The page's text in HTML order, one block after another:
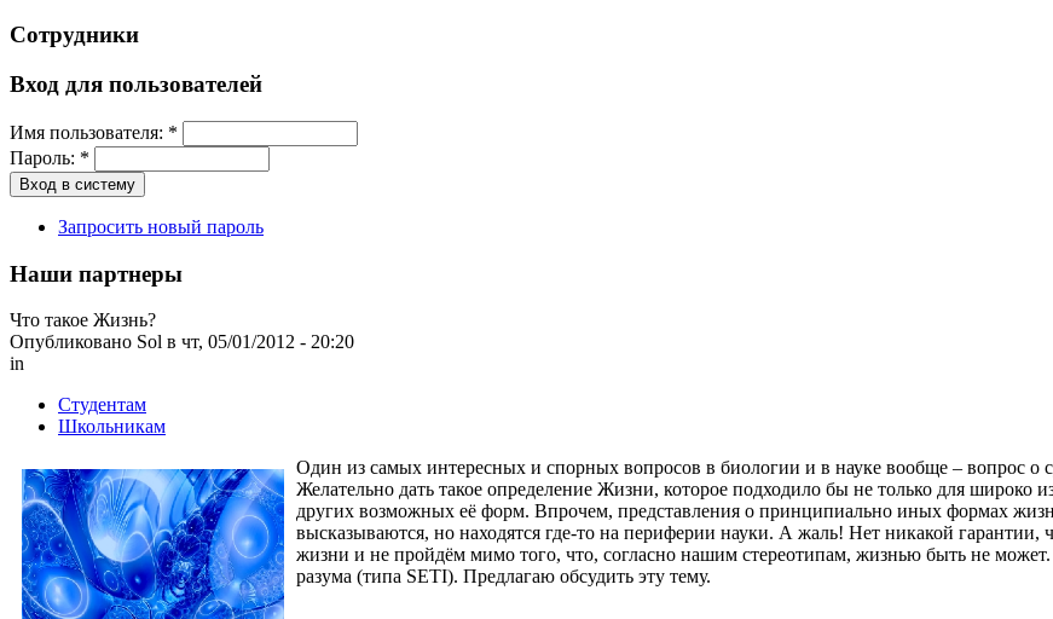
Сотрудники
Вход для пользователей
Имя пользователя: *
Пароль: *
Запросить новый пароль
Наши партнеры
Что такое Жизнь?
Опубликовано Sol в чт, 05/01/2012 - 20:20
in
Студентам
Школьникам
Один из самых интересных и спорных вопросов в биологии и в науке вообще – вопрос
Желательно дать такое определение Жизни, которое подходило бы не только для
других возможных её форм. Впрочем, представления о принципиально иных формах
высказываются, но находятся где-то на периферии науки. А жаль! Нет никакой
жизни и не пройдём мимо того, что, согласно нашим стереотипам, жизнью быть не
разума (типа SETI). Предлагаю обсудить эту тему.